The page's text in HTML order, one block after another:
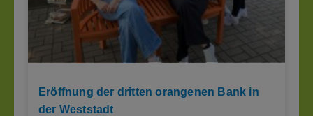
Eröffnung der dritten orangenen Bank in
der Weststadt